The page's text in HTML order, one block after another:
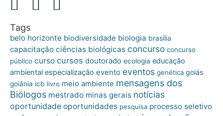
Tags
belo horizonte biodiversidade biologia brasília
capacitação ciências biológicas concurso concurso
público curso cursos doutorado ecologia educação
ambiental especialização evento eventos genética goiás
goiânia icb livro meio ambiente mensagens dos
Biólogos mestrado minas gerais notícias
oportunidade oportunidades pesquisa processo seletivo